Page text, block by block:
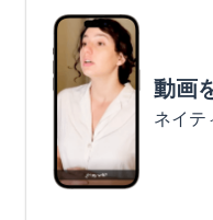
動画
ネイテ